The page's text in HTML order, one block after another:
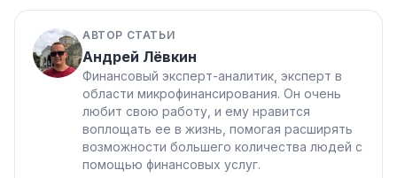
АВТОР СТАТЬИ
Андрей Лёвкин
Финансовый эксперт-аналитик, эксперт в
области микрофинансирования. Он очень
любит свою работу, и ему нравится
воплощать ее в жизнь, помогая расширять
возможности большего количества людей с
помощью финансовых услуг.